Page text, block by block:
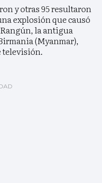
y otras 95 resultaron
explosión que causó
la antigua
(Myanmar),
televisión.